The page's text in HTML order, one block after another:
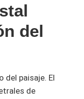
del
del paisaje. El
de